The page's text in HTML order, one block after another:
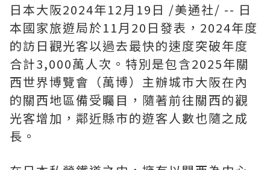
日本大阪2024年12月19日 /美通社/ -- 日
本國家旅遊局於11月20日發表，2024年度
的訪日觀光客以過去最快的速度突破年度
合計3,000萬人次。特別是包含2025年關
西世界博覽會（萬博）主辦城市大阪在內
的關西地區備受矚目，隨著前往關西的觀
光客增加，鄰近縣市的遊客人數也隨之成
長。